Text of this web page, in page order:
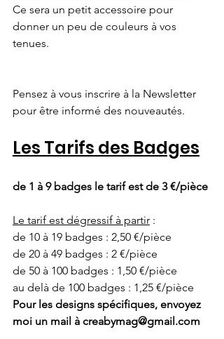
Ce sera un petit accessoire pour
donner un peu de couleurs à vos
tenues.
Pensez à vous inscrire à la Newsletter
pour être informé des nouveautés.
Les Tarifs des Badges
de 1 à 9 badges le tarif est de 3 €/pièce
Le tarif est dégressif à partir :
de 10 à 19 badges : 2,50 €/pièce
de 20 à 49 badges : 2 €/pièce
de 50 à 100 badges : 1,50 €/pièce
au delà de 100 badges : 1,25 €/pièce
Pour les designs spécifiques, envoyez
moi un mail à creabymag@gmail.com